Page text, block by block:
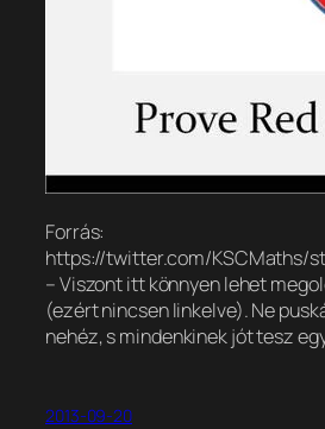
Forrás:
https://twitter.com/KSCMaths/
– Viszont itt könnyen lehet
(ezért nincsen linkelve). Ne
nehéz, s mindenkinek jót tesz
2013-09-20